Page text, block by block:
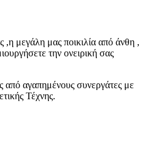
μεγάλη μας ποικιλία από άνθη ,
την ονειρική σας
από αγαπημένους συνεργάτες με
Τέχνης.